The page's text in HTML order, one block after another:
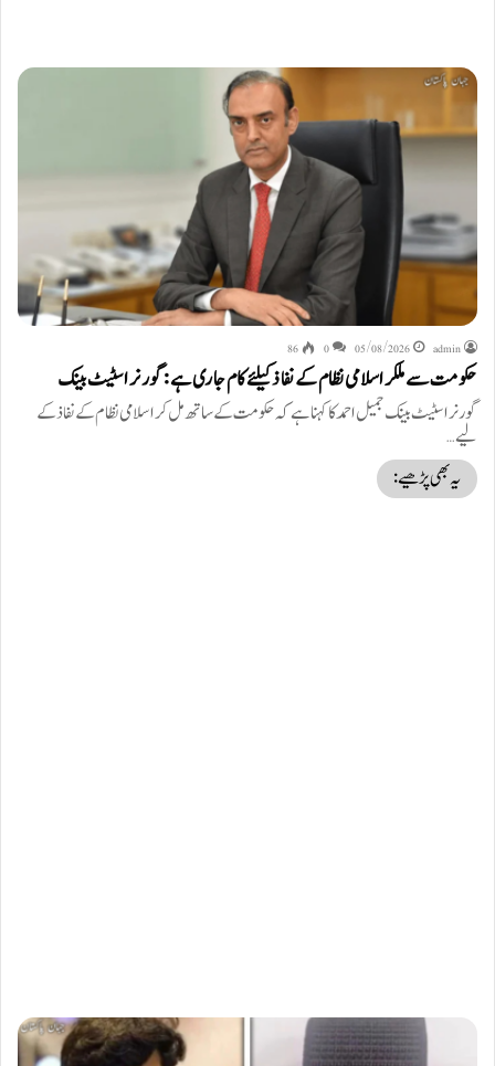
admin
05/08/2026
0
86
حکومت سے ملکر اسلامی نظام کے نفاذ کیلئے کام جاری ہے: گورنر اسٹیٹ بینک
گورنر اسٹیٹ بینک جمیل احمد کا کہنا ہے کہ حکومت کے ساتھ مل کر اسلامی نظام کے نفاذ کے
لیے…
یہ بھی پڑھیے: